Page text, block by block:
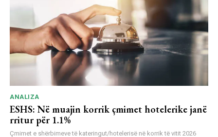
ANALIZA
ESHS: Në muajin korrik çmimet hotelerike janë
rritur për 1.1%
Çmimet e shërbimeve të kateringut/hotelerisë në korrik të vitit 2026